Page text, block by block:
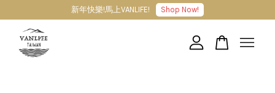
新年快樂!馬上VANLIFE! Shop Now!
您的購物車目前還是空的。